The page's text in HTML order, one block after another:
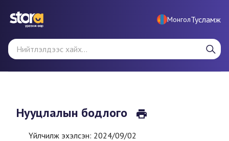
МонголТусламж
Нууцлалын бодлого
Үйлчилж эхэлсэн: 2024/09/02